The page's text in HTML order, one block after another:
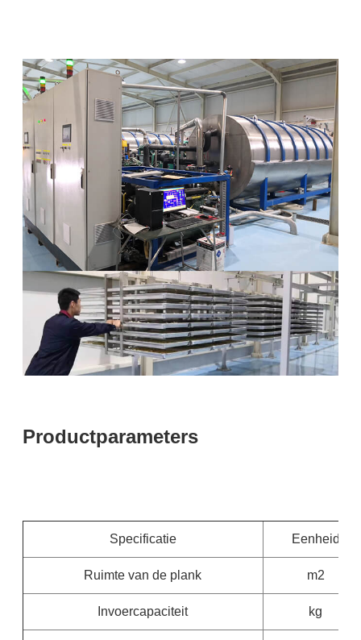
Productparameters
Specificatie Eenheid
Ruimte van de plank m2
Invoercapaciteit kg